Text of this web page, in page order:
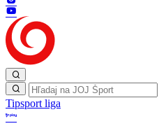
Tipsport liga